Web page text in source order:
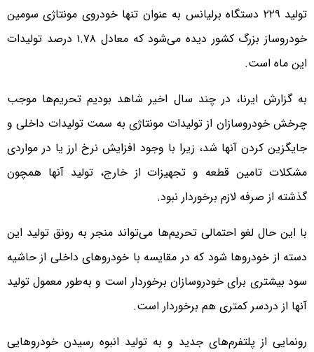
تولید ۲۲۹ دستگاه برلیانس به عنوان تنها خودروی مونتاژی سومین
خودروساز بزرگ کشور دیده می‌شود که معادل ۱.۷۸ درصد تولیدات
این ماه است.
به گزارش ایرنا، در چند سال اخیر شاهد بودیم تحریم‌ها موجب
چرخش خودروسازان از تولیدات مونتاژی به سمت تولیدات داخلی و
جایگزین کردن آنها شد، زیرا با وجود افزایش نرخ ارز یا در مواردی
مشکلات تامین قطعه و تجهیزات از خارج، تولید آنها همچون
گذشته از صرفه لازم برخوردار نبود.
با این حال لغو احتمالی تحریم‌ها می‌تواند منجر به رونق تولید این
دسته از خودروها شود که در مقایسه با خودروهای داخلی از حاشیه
سود بیشتری برای خودروسازان برخوردار است و به‌طور معمول تولید
آنها از دردسر کمتری هم برخوردار است.
رونمایی از پلتفرم‌های جدید و به تولید انبوه رسیدن خودروهایی